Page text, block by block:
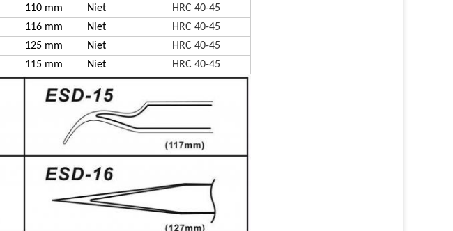
110 mm Niet
HRC 40-45
116 mm Niet
HRC 40-45
125 mm Niet
HRC 40-45
115 mm Niet HRC 40-45